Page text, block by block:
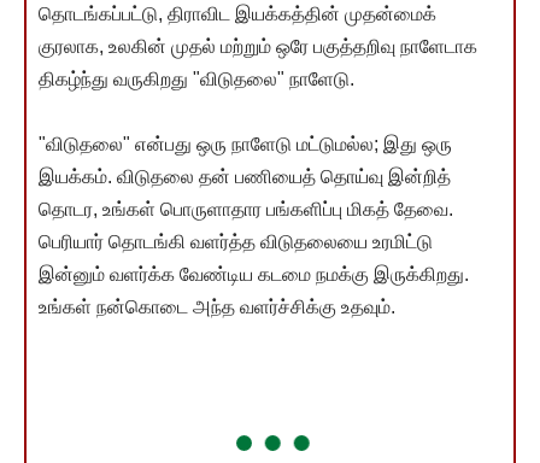
தொடங்கப்பட்டு, திராவிட இயக்கத்தின் முதன்மைக்
குரலாக, உலகின் முதல் மற்றும் ஒரே பகுத்தறிவு நாளேடாக
திகழ்ந்து வருகிறது "விடுதலை" நாளேடு.
"விடுதலை" என்பது ஒரு நாளேடு மட்டுமல்ல; இது ஒரு
இயக்கம். விடுதலை தன் பணியைத் தொய்வு இன்றித்
தொடர, உங்கள் பொருளாதார பங்களிப்பு மிகத் தேவை.
பெரியார் தொடங்கி வளர்த்த விடுதலையை உரமிட்டு
இன்னும் வளர்க்க வேண்டிய கடமை நமக்கு இருக்கிறது.
உங்கள் நன்கொடை அந்த வளர்ச்சிக்கு உதவும்.